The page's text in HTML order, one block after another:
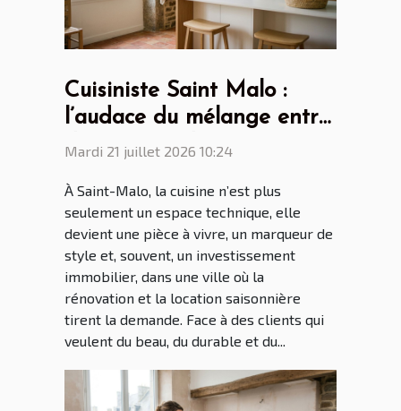
Cuisiniste Saint Malo :
l’audace du mélange entre
design scandinave et
Mardi 21 juillet 2026 10:24
À Saint-Malo, la cuisine n’est plus
seulement un espace technique, elle
devient une pièce à vivre, un marqueur de
style et, souvent, un investissement
immobilier, dans une ville où la
rénovation et la location saisonnière
tirent la demande. Face à des clients qui
veulent du beau, du durable et du...